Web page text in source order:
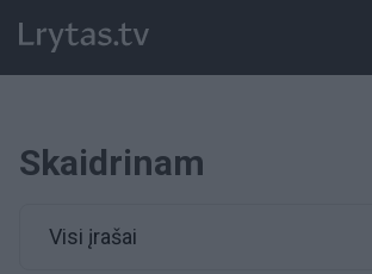
Skaidrinam
Visi įrašai